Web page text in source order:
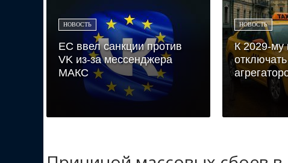
НОВОСТЬ
ЕС ввел санкции против
VK из-за мессенджера
МАКС
НОВОСТЬ
К 2029-му